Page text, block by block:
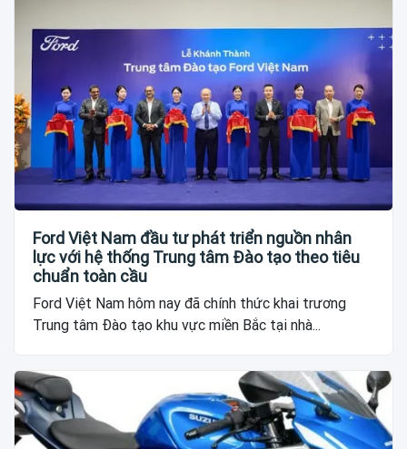
Ford Việt Nam đầu tư phát triển nguồn nhân
lực với hệ thống Trung tâm Đào tạo theo tiêu
chuẩn toàn cầu
Ford Việt Nam hôm nay đã chính thức khai trương
Trung tâm Đào tạo khu vực miền Bắc tại nhà...